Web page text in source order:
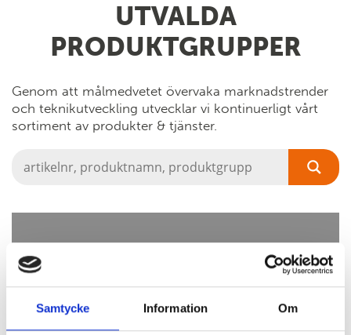
Samtycke Information Om
UTVALDA
PRODUKTGRUPPER
Genom att målmedvetet övervaka marknadstrender
och teknikutveckling utvecklar vi kontinuerligt vårt
sortiment av produkter & tjänster.
IMMUNOHEMATOLOGI